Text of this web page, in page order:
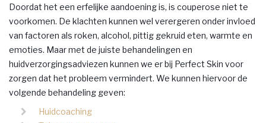
Doordat het een erfelijke aandoening is, is couperose niet te
voorkomen. De klachten kunnen wel verergeren onder invloed
van factoren als roken, alcohol, pittig gekruid eten, warmte en
emoties. Maar met de juiste behandelingen en
huidverzorgingsadviezen kunnen we er bij Perfect Skin voor
zorgen dat het probleem vermindert. We kunnen hiervoor de
volgende behandeling geven:
Huidcoaching